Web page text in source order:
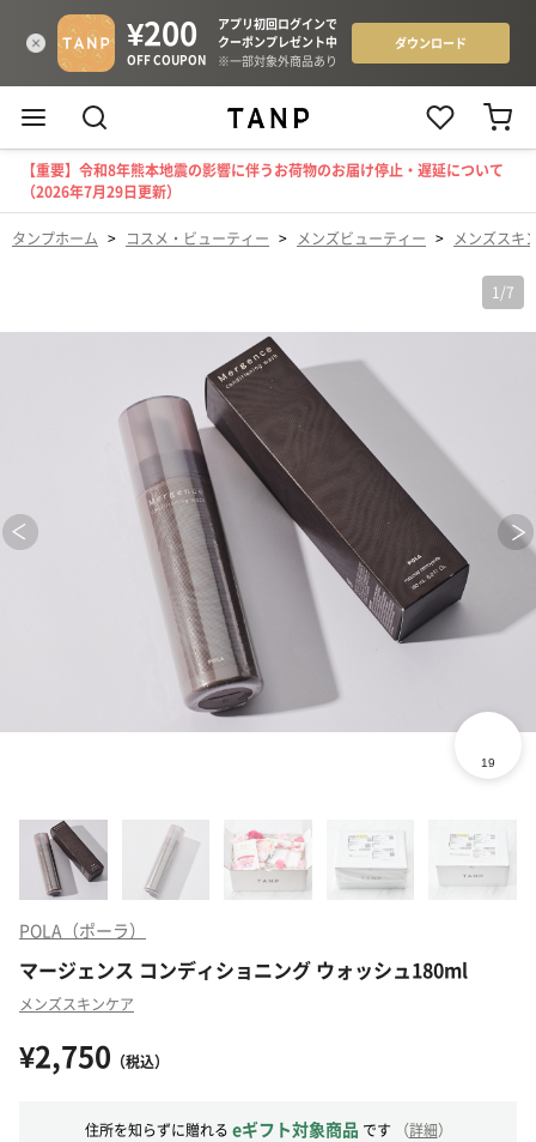
【重要】令和8年熊本地震の影響に伴うお荷物のお届け停止・遅延について
（2026年7月29日更新）
タンプホーム > コスメ・ビューティー > メンズビューティー > メンズスキ
1 /7
POLA（ポーラ）
マージェンス コンディショニング ウォッシュ180ml
メンズスキンケア
¥2,750 （税込）
住所を知らずに贈れる eギフト対象商品 です （詳細）